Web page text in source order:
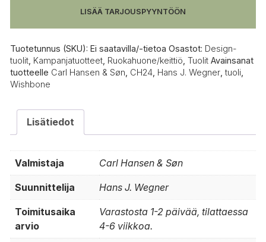
määrä
LISÄÄ TARJOUSPYYNTÖÖN
Tuotetunnus (SKU): Ei saatavilla/-tietoa Osastot: Design-
tuolit Kampanjatuotteet Ruokahuone/keittiö Tuolit Avainsanat
tuotteelle Carl Hansen & Søn CH24 Hans J. Wegner ,tuoli
Wishbone
Lisätiedot
Valmistaja Carl Hansen & Søn
Suunnittelija Hans J. Wegner
Toimitusaika
arvio
Varastosta 1-2 päivää, tilattaessa
4-6 viikkoa.